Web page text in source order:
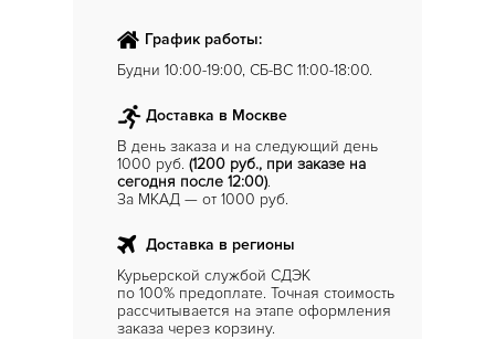
График работы:
Будни 10:00-19:00, СБ-ВС 11:00-18:00.
Доставка в Москве
В день заказа и на следующий день
1000 руб. (1200 руб., при заказе на
сегодня после 12:00).
За МКАД — от 1000 руб.
Доставка в регионы
Курьерской службой СДЭК
по 100% предоплате. Точная стоимость
рассчитывается на этапе оформления
заказа через корзину.